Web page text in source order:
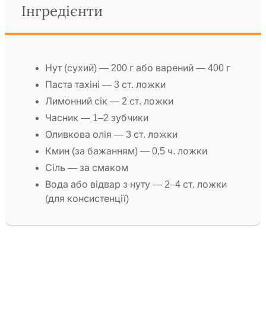
Інгредієнти
Нут (сухий) — 200 г або варений — 400 г
Паста тахіні — 3 ст. ложки
Лимонний сік — 2 ст. ложки
Часник — 1–2 зубчики
Оливкова олія — 3 ст. ложки
Кмин (за бажанням) — 0,5 ч. ложки
Сіль — за смаком
Вода або відвар з нуту — 2–4 ст. ложки
(для консистенції)